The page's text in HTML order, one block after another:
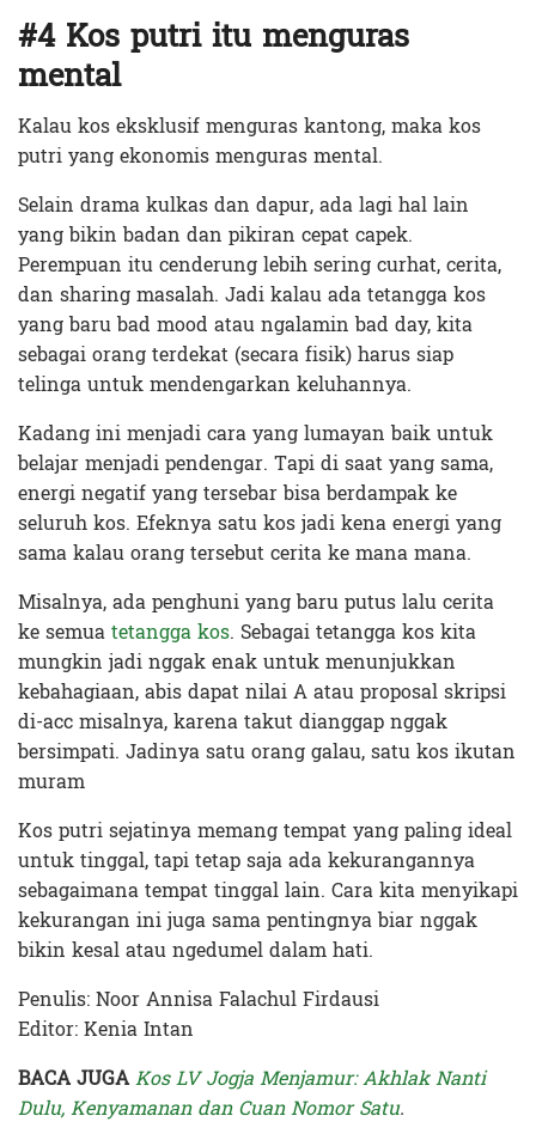
#4 Kos putri itu menguras
mental
Kalau kos eksklusif menguras kantong, maka kos
putri yang ekonomis menguras mental.
Selain drama kulkas dan dapur, ada lagi hal lain
yang bikin badan dan pikiran cepat capek.
Perempuan itu cenderung lebih sering curhat, cerita,
dan sharing masalah. Jadi kalau ada tetangga kos
yang baru bad mood atau ngalamin bad day, kita
sebagai orang terdekat (secara fisik) harus siap
telinga untuk mendengarkan keluhannya.
Kadang ini menjadi cara yang lumayan baik untuk
belajar menjadi pendengar. Tapi di saat yang sama,
energi negatif yang tersebar bisa berdampak ke
seluruh kos. Efeknya satu kos jadi kena energi yang
sama kalau orang tersebut cerita ke mana mana.
Misalnya, ada penghuni yang baru putus lalu cerita
ke semuatetangga kos. Sebagai tetangga kos kita
mungkin jadi nggak enak untuk menunjukkan
kebahagiaan, abis dapat nilai A atau proposal skripsi
di-acc misalnya, karena takut dianggap nggak
bersimpati. Jadinya satu orang galau, satu kos ikutan
muram
Kos putri sejatinya memang tempat yang paling ideal
untuk tinggal, tapi tetap saja ada kekurangannya
sebagaimana tempat tinggal lain. Cara kita menyikapi
kekurangan ini juga sama pentingnya biar nggak
bikin kesal atau ngedumel dalam hati.
Penulis: Noor Annisa Falachul Firdausi
Editor: Kenia Intan
BACA JUGAKos LV Jogja Menjamur: Akhlak Nanti
Dulu, Kenyamanan dan Cuan Nomor Satu.